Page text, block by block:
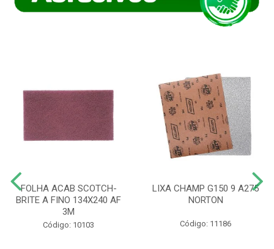
FOLHA ACAB SCOTCH-
BRITE A FINO 134X240 AF
3M
Código: 10103
LIXA CHAMP G150 9 A275
NORTON
Código: 11186